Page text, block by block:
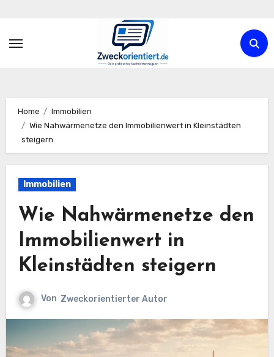
springen
Home
Immobilien
Wie Nahwärmenetze den Immobilienwert in Kleinstädten
steigern
Immobilien
Wie Nahwärmenetze den
Immobilienwert in
Kleinstädten steigern
Von Zweckorientierter Autor